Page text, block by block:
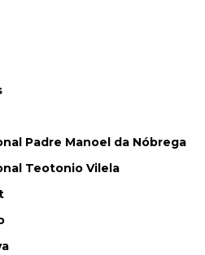
Padre Manoel da Nóbrega
Teotonio Vilela